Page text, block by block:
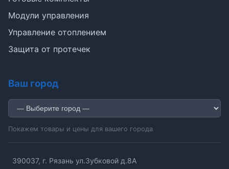
Модули управления
Управление отоплением
Защита от протечек
Ваш город
Покажем товары и цены для вашего города
390037, г. Рязань ул.Зубковой д.8А
Помогу подобрать GSM-сигнализацию,
Узнать цену и наличие
Написать в Telegram